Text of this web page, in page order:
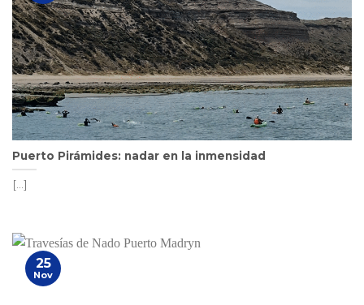
Puerto Pirámides: nadar en la inmensidad
[...]
25
Nov